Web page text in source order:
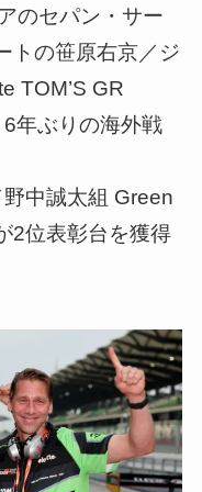
のセパン・サー
トの笹原右京／ジ
TOM’S GR
年ぶりの海外戦
中誠太組 Green
2位表彰台を獲得